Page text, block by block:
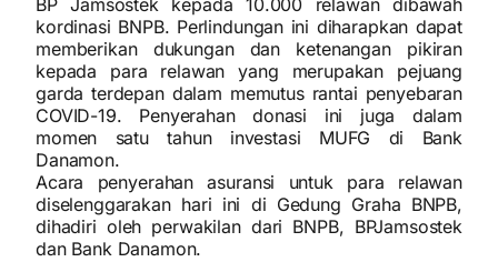
BP Jamsostek kepada 10.000 relawan dibawah
kordinasi BNPB. Perlindungan ini diharapkan dapat
memberikan dukungan dan ketenangan pikiran
kepada para relawan yang merupakan pejuang
garda terdepan dalam memutus rantai penyebaran
COVID-19. Penyerahan donasi ini juga dalam
momen satu tahun investasi MUFG di Bank
Danamon.
Acara penyerahan asuransi untuk para relawan
diselenggarakan hari ini di Gedung Graha BNPB,
dihadiri oleh perwakilan dari BNPB, BPJamsostek
dan Bank Danamon.